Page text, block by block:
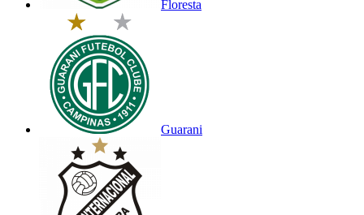
Floresta
Guarani